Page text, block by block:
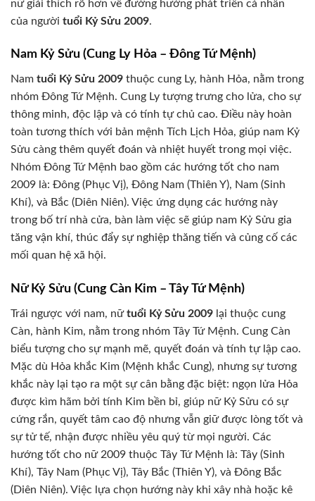
nữ giải thích rõ hơn về đường hướng phát triển cá nhân
của người tuổi Kỷ Sửu 2009.
Nam Kỷ Sửu (Cung Ly Hỏa – Đông Tứ Mệnh)
Nam tuổi Kỷ Sửu 2009 thuộc cung Ly, hành Hỏa, nằm trong
nhóm Đông Tứ Mệnh. Cung Ly tượng trưng cho lửa, cho sự
thông minh, độc lập và có tính tự chủ cao. Điều này hoàn
toàn tương thích với bản mệnh Tích Lịch Hỏa, giúp nam Kỷ
Sửu càng thêm quyết đoán và nhiệt huyết trong mọi việc.
Nhóm Đông Tứ Mệnh bao gồm các hướng tốt cho nam
2009 là: Đông (Phục Vị), Đông Nam (Thiên Y), Nam (Sinh
Khí), và Bắc (Diên Niên). Việc ứng dụng các hướng này
trong bố trí nhà cửa, bàn làm việc sẽ giúp nam Kỷ Sửu gia
tăng vận khí, thúc đẩy sự nghiệp thăng tiến và củng cố các
mối quan hệ xã hội.
Nữ Kỷ Sửu (Cung Càn Kim – Tây Tứ Mệnh)
Trái ngược với nam, nữtuổi Kỷ Sửu 2009 lại thuộc cung
Càn, hành Kim, nằm trong nhóm Tây Tứ Mệnh. Cung Càn
biểu tượng cho sự mạnh mẽ, quyết đoán và tính tự lập cao.
Mặc dù Hỏa khắc Kim (Mệnh khắc Cung), nhưng sự tương
khắc này lại tạo ra một sự cân bằng đặc biệt: ngọn lửa Hỏa
được kìm hãm bởi tính Kim bền bỉ, giúp nữ Kỷ Sửu có sự
cứng rắn, quyết tâm cao độ nhưng vẫn giữ được lòng tốt và
sự tử tế, nhận được nhiều yêu quý từ mọi người. Các
hướng tốt cho nữ 2009 thuộc Tây Tứ Mệnh là: Tây (Sinh
Khí), Tây Nam (Phục Vị), Tây Bắc (Thiên Y), và Đông Bắc
(Diên Niên). Việc lựa chọn hướng này khi xây nhà hoặc kê